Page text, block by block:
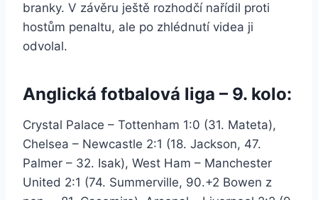
branky. V závěru ještě rozhodčí nařídil proti
hostům penaltu, ale po zhlédnutí videa ji
odvolal.
Anglická fotbalová liga – 9. kolo:
Crystal Palace – Tottenham 1:0 (31. Mateta),
Chelsea – Newcastle 2:1 (18. Jackson, 47.
Palmer – 32. Isak), West Ham – Manchester
United 2:1 (74. Summerville, 90.+2 Bowen z